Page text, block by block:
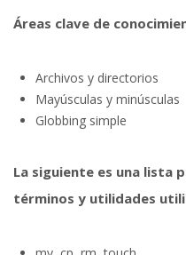
Áreas clave de
Archivos y directorios
Mayúsculas y minúsculas
Globbing simple
La siguiente es una lista
términos y utilidades